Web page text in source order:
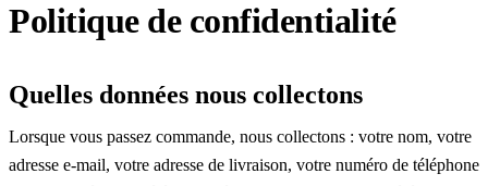
Politique de confidentialité
Quelles données nous collectons
Lorsque vous passez commande, nous collectons : votre nom, votre
adresse e-mail, votre adresse de livraison, votre numéro de téléphone